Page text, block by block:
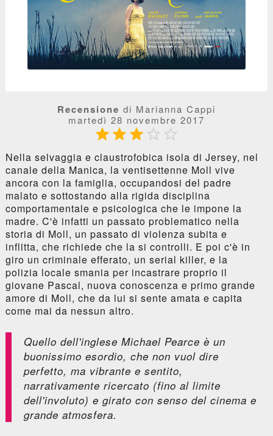
Recensione di Marianna Cappi
martedì 28 novembre 2017
  
Nella selvaggia e claustrofobica isola di Jersey, nel
canale della Manica, la ventisettenne Moll vive
ancora con la famiglia, occupandosi del padre
malato e sottostando alla rigida disciplina
comportamentale e psicologica che le impone la
madre. C'è infatti un passato problematico nella
storia di Moll, un passato di violenza subita e
inflitta, che richiede che la si controlli. E poi c'è in
giro un criminale efferato, un serial killer, e la
polizia locale smania per incastrare proprio il
giovane Pascal, nuova conoscenza e primo grande
amore di Moll, che da lui si sente amata e capita
come mai da nessun altro.
Quello dell'inglese Michael Pearce è un
buonissimo esordio, che non vuol dire
perfetto, ma vibrante e sentito,
narrativamente ricercato (fino al limite
dell'involuto) e girato con senso del cinema e
grande atmosfera.